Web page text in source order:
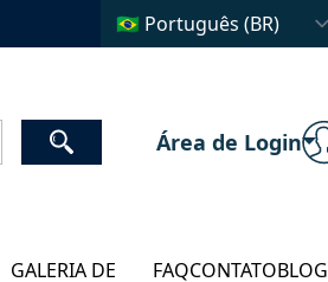
Área de Login
GALERIA DE
FAQCONTATOBLOG